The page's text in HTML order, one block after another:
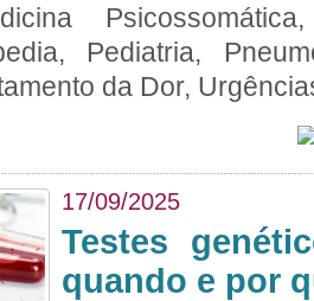
Pediatria,
da Dor,
17/09/2025
Testes
quando e por